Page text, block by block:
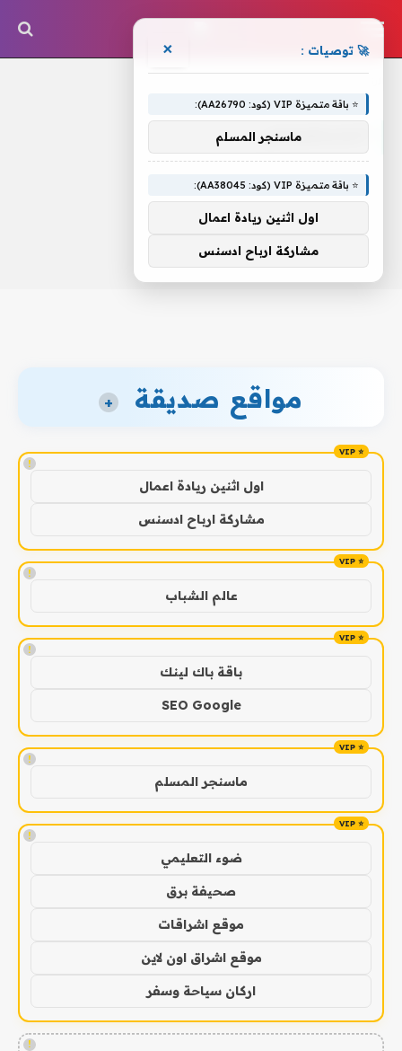
الجديدهيجيلي
مواقع صديقة +
!
اول اثنين ريادة اعمال
مشاركة ارباح ادسنس
!
عالم الشباب
!
باقة باك لينك
SEO Google
!
ماسنجر المسلم
!
ضوء التعليمي
صحيفة برق
موقع اشراقات
موقع اشراق اون لاين
اركان سياحة وسفر
!
🚀 توصيات : ×
⭐ باقة متميزة VIP (كود: AA26790):
ماسنجر المسلم
⭐ باقة متميزة VIP (كود: AA38045):
اول اثنين ريادة اعمال
مشاركة ارباح ادسنس